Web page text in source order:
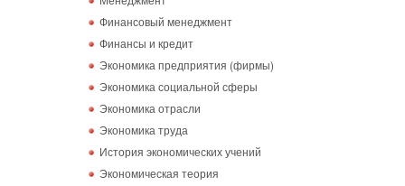
Финансовый менеджмент
Финансы и кредит
Экономика предприятия (фирмы)
Экономика социальной сферы
Экономика отрасли
Экономика труда
История экономических учений
Экономическая теория